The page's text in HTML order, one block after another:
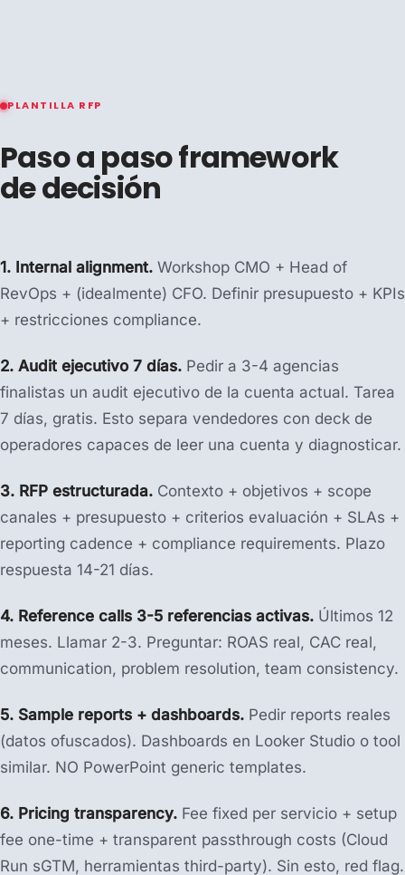
PLANTILLA RFP
Paso a paso framework
de decisión
1. Internal alignment. Workshop CMO + Head of
RevOps + (idealmente) CFO. Definir presupuesto + KPIs
+ restricciones compliance.
2. Audit ejecutivo 7 días. Pedir a 3-4 agencias
finalistas un audit ejecutivo de la cuenta actual. Tarea
7 días, gratis. Esto separa vendedores con deck de
operadores capaces de leer una cuenta y diagnosticar.
3. RFP estructurada. Contexto + objetivos + scope
canales + presupuesto + criterios evaluación + SLAs +
reporting cadence + compliance requirements. Plazo
respuesta 14-21 días.
4. Reference calls 3-5 referencias activas. Últimos 12
meses. Llamar 2-3. Preguntar: ROAS real, CAC real,
communication, problem resolution, team consistency.
5. Sample reports + dashboards. Pedir reports reales
(datos ofuscados). Dashboards en Looker Studio o tool
similar. NO PowerPoint generic templates.
6. Pricing transparency. Fee fixed per servicio + setup
fee one-time + transparent passthrough costs (Cloud
Run sGTM, herramientas third-party). Sin esto, red flag.